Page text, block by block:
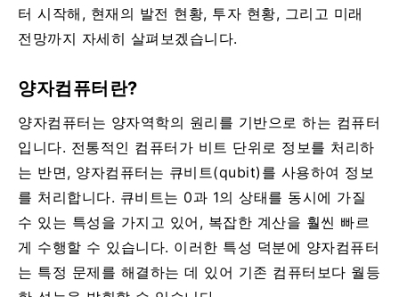
터 시작해, 현재의 발전 현황, 투자 현황, 그리고 미래
전망까지 자세히 살펴보겠습니다.
양자컴퓨터란?
양자컴퓨터는 양자역학의 원리를 기반으로 하는 컴퓨터
입니다. 전통적인 컴퓨터가 비트 단위로 정보를 처리하
는 반면, 양자컴퓨터는 큐비트(qubit)를 사용하여 정보
를 처리합니다. 큐비트는 0과 1의 상태를 동시에 가질
수 있는 특성을 가지고 있어, 복잡한 계산을 훨씬 빠르
게 수행할 수 있습니다. 이러한 특성 덕분에 양자컴퓨터
는 특정 문제를 해결하는 데 있어 기존 컴퓨터보다 월등